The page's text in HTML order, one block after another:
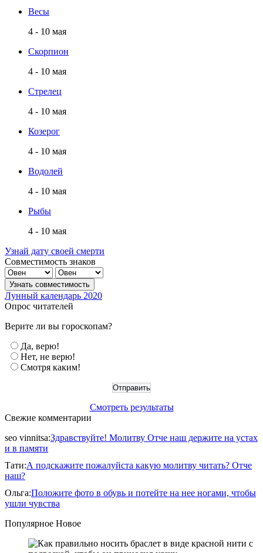
Весы
4 - 10 мая
Скорпион
4 - 10 мая
Стрелец
4 - 10 мая
Козерог
4 - 10 мая
Водолей
4 - 10 мая
Рыбы
4 - 10 мая
Узнай дату своей смерти
Совместимость знаков
Лунный календарь 2020
Опрос читателей
Верите ли вы гороскопам?
Да, верю!
Нет, не верю!
Смотря каким!
Смотреть результаты
Свежие комментарии
seo vinnitsa:Здравствуйте! Молитву Отче наш держите на устах
и в памяти
Тати:А подскажите пожалуйста какую молитву читать? Отче
наш?
Ольга:Положите фото в обувь и потейте на нее ногами, чтобы
ушли чувства
Популярное Новое